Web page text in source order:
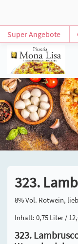
Super Angebote
323.
8% Vol. Rotwein,
Inhalt: 0,75 Liter /
323.